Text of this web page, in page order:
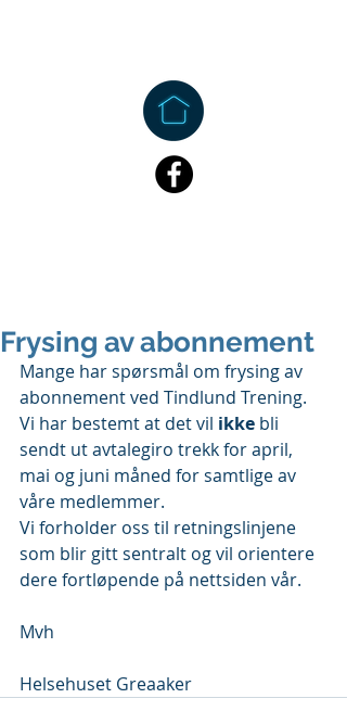
Frysing av abonnement
Mange har spørsmål om frysing av
abonnement ved Tindlund Trening.
Vi har bestemt at det vil ikke bli
sendt ut avtalegiro trekk for april,
mai og juni måned for samtlige av
våre medlemmer.
Vi forholder oss til retningslinjene
som blir gitt sentralt og vil orientere
dere fortløpende på nettsiden vår.
Mvh
Helsehuset Greaaker